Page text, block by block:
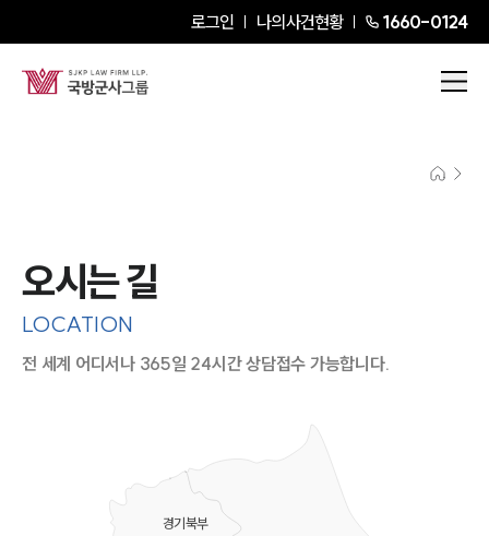
로그인 나의사건현황 1660-0124
오시는 길
LOCATION
전 세계 어디서나 365일 24시간 상담접수 가능합니다.
경기북부